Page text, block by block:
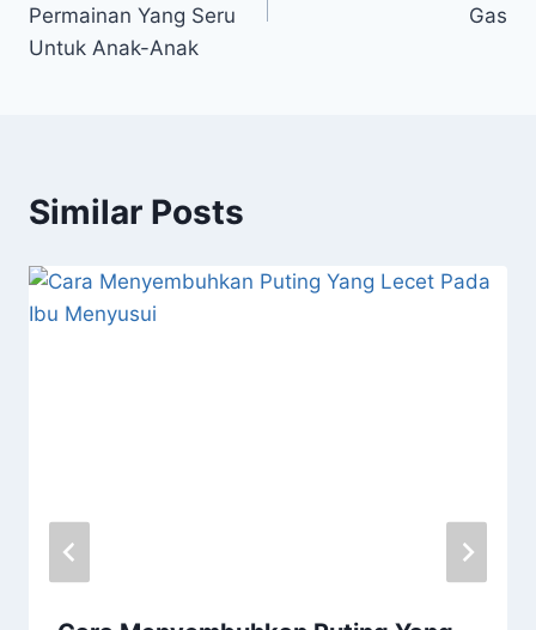
Permainan Yang Seru
Untuk Anak-Anak
Gas
Similar Posts